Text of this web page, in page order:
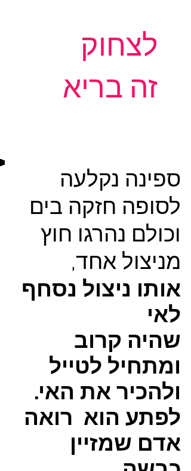
לצחוק
זה בריא
ספינה נקלעה
לסופה חזקה בים
וכולם נהרגו חוץ
מניצול אחד,
אותו ניצול נסחף
לאי
שהיה קרוב
ומתחיל לטייל
ולהכיר את האי.
לפתע הוא רואה
אדם שמזיין